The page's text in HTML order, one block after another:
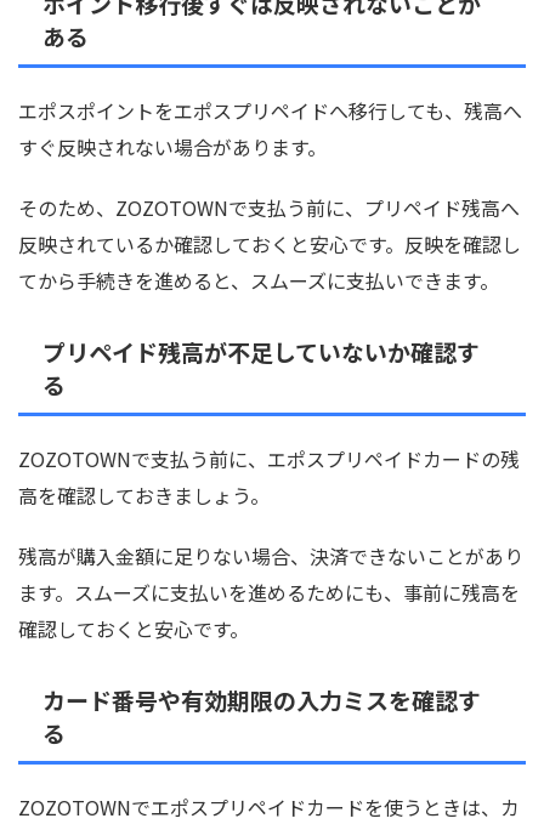
ある
エポスポイントをエポスプリペイドへ移行しても、残高へ
すぐ反映されない場合があります。
そのため、ZOZOTOWNで支払う前に、プリペイド残高へ
反映されているか確認しておくと安心です。反映を確認し
てから手続きを進めると、スムーズに支払いできます。
プリペイド残高が不足していないか確認す
る
ZOZOTOWNで支払う前に、エポスプリペイドカードの残
高を確認しておきましょう。
残高が購入金額に足りない場合、決済できないことがあり
ます。スムーズに支払いを進めるためにも、事前に残高を
確認しておくと安心です。
カード番号や有効期限の入力ミスを確認す
る
ZOZOTOWNでエポスプリペイドカードを使うときは、カ